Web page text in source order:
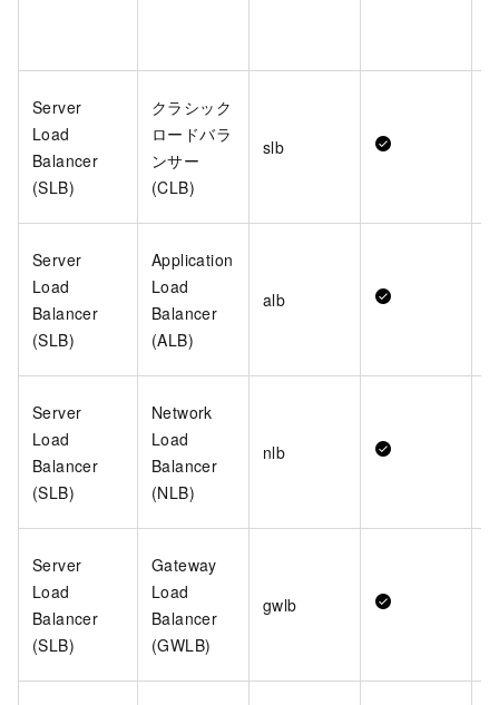
Server
Load
Balancer
(SLB)
クラシック
ロードバラ
ンサー
(CLB)
slb
Server
Load
Balancer
(SLB)
Application
Load
Balancer
(ALB)
alb
Server
Load
Balancer
(SLB)
Network
Load
Balancer
(NLB)
nlb
Server
Load
Balancer
(SLB)
Gateway
Load
Balancer
(GWLB)
gwlb